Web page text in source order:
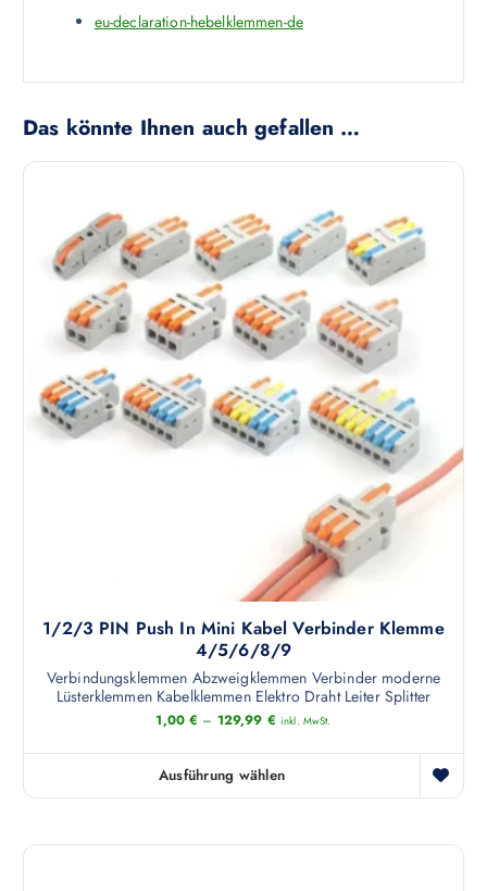
eu-declaration-hebelklemmen-de
Das könnte Ihnen auch gefallen …
1/2/3 PIN Push In Mini Kabel Verbinder Klemme
4/5/6/8/9
Verbindungsklemmen Abzweigklemmen Verbinder moderne
Lüsterklemmen Kabelklemmen Elektro Draht Leiter Splitter
1,00€ – 129,99 € inkl. MwSt.
Ausführung wählen
D